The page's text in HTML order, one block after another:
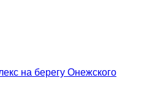
на берегу Онежского